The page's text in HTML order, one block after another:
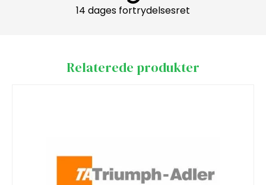
14 dages fortrydelsesret
Relaterede produkter